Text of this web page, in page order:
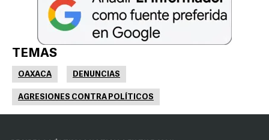
TEMAS
OAXACA DENUNCIAS
AGRESIONES CONTRA POLÍTICOS